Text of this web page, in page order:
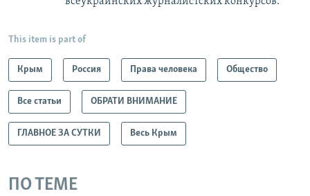
This item is part of
Крым Россия Права человека Общество
Все статьи ОБРАТИ ВНИМАНИЕ
ГЛАВНОЕ ЗА СУТКИ Весь Крым
ПО ТЕМЕ